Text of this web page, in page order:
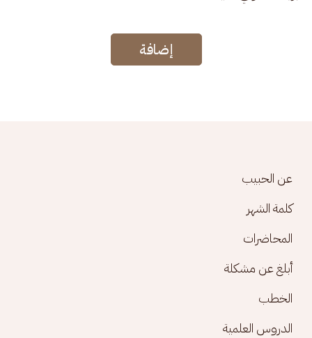
إضافة
Footer menu
عن الحبيب
كلمة الشهر
المحاضرات
أبلغ عن مشكلة
الخطب
الدروس العلمية